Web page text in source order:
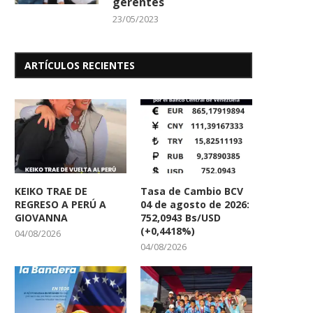
23/05/2023
ARTÍCULOS RECIENTES
KEIKO TRAE DE
REGRESO A PERÚ A
GIOVANNA
04/08/2026
Tasa de Cambio BCV
04 de agosto de 2026:
752,0943 Bs/USD
(+0,4418%)
04/08/2026